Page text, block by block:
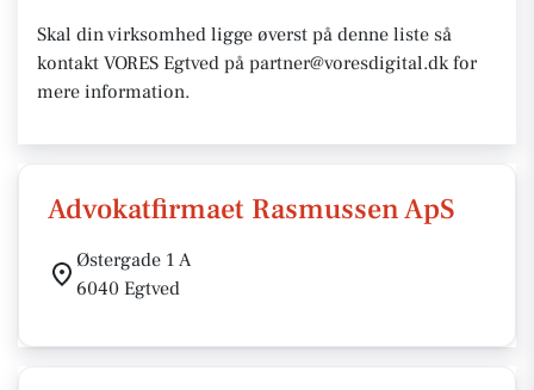
Skal din virksomhed ligge øverst på denne liste så
kontakt VORES Egtved på partner@voresdigital.dk for
mere information.
Advokatfirmaet Rasmussen ApS
Østergade 1 A
6040 Egtved